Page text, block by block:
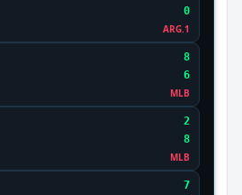
0
ARG.1
8
6
MLB
2
8
MLB
7